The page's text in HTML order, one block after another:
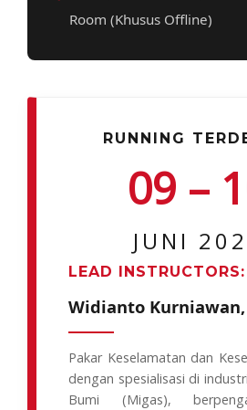
Room (Khusus Offline)
RUNNING
09 –
JUNI
LEAD INSTRUCTORS:
Widianto Kurniawan,
Pakar Keselamatan dan
dengan spesialisasi di
Bumi (Migas),